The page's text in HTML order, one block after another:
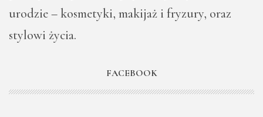
urodzie – kosmetyki, makijaż i fryzury, oraz
stylowi życia.
FACEBOOK